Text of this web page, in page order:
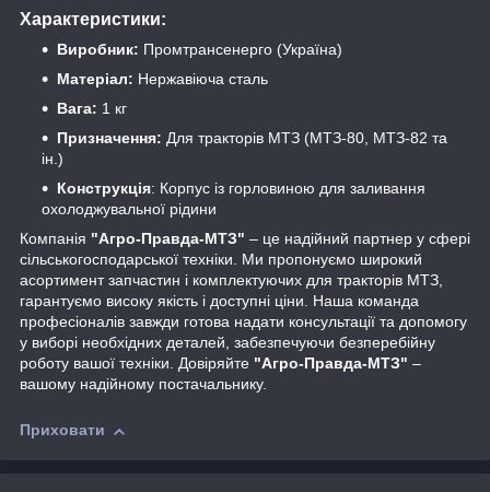
Характеристики:
Виробник: Промтрансенерго (Україна)
Матеріал: Нержавіюча сталь
Вага: 1 кг
Призначення: Для тракторів МТЗ (МТЗ-80, МТЗ-82 та
ін.)
Конструкція: Корпус із горловиною для заливання
охолоджувальної рідини
Компанія "Агро-Правда-МТЗ" – це надійний партнер у сфері
сільськогосподарської техніки. Ми пропонуємо широкий
асортимент запчастин і комплектуючих для тракторів МТЗ,
гарантуємо високу якість і доступні ціни. Наша команда
професіоналів завжди готова надати консультації та допомогу
у виборі необхідних деталей, забезпечуючи безперебійну
роботу вашої техніки. Довіряйте "Агро-Правда-МТЗ" –
вашому надійному постачальнику.
Приховати